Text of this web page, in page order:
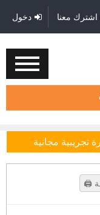
اشترك معنا دخول
مجانية